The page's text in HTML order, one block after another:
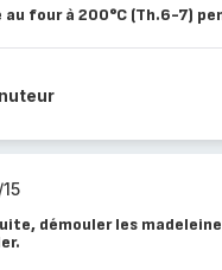
au four à 200°C (Th.6-7)
/15
démouler les